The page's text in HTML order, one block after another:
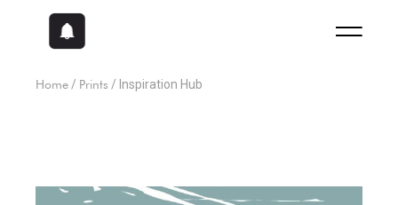
Home Prints Inspiration Hub